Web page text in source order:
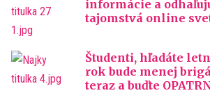
informácie a
tajomstvá online
Študenti, hľadáte
rok bude menej
teraz a buďte